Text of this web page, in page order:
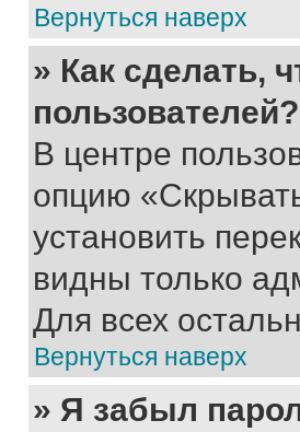
Вернуться наверх
» Как сделать,
пользователей?
В центре
опцию
установить
видны только
Для всех
Вернуться наверх
» Я забыл